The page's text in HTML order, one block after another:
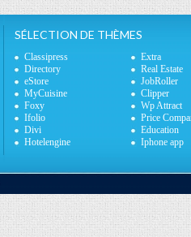
SÉLECTION DE THÈMES
Classipress
Extra
Directory
Real Estate
eStore
JobRoller
MyCuisine
Clipper
Foxy
Wp Attract
Ifolio
Price
Divi
Education
Hotelengine
Iphone app